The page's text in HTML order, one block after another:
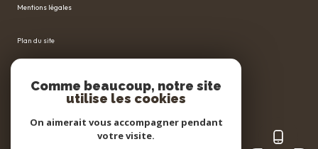
Mentions légales
Plan du site
Comme beaucoup, notre site
utilise les cookies
On aimerait vous accompagner pendant
votre visite.